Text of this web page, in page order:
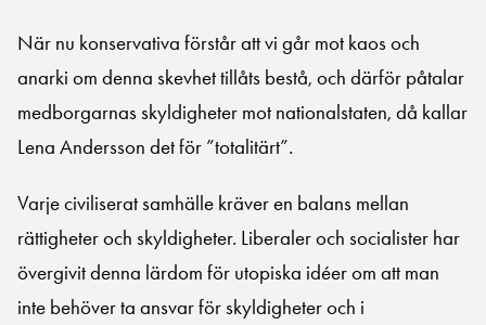
När nu konservativa förstår att vi går mot kaos och
anarki om denna skevhet tillåts bestå, och därför påtalar
medborgarnas skyldigheter mot nationalstaten, då kallar
Lena Andersson det för ”totalitärt”.
Varje civiliserat samhälle kräver en balans mellan
rättigheter och skyldigheter. Liberaler och socialister har
övergivit denna lärdom för utopiska idéer om att man
inte behöver ta ansvar för skyldigheter och i